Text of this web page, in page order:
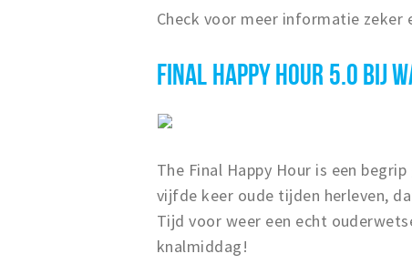
Check voor meer informatie zeker
FINAL HAPPY HOUR 5.0 BIJ
The Final Happy Hour is een
vijfde keer oude tijden herleven,
Tijd voor weer een echt
knalmiddag!